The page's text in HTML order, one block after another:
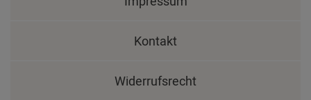
Kontakt
Widerrufsrecht